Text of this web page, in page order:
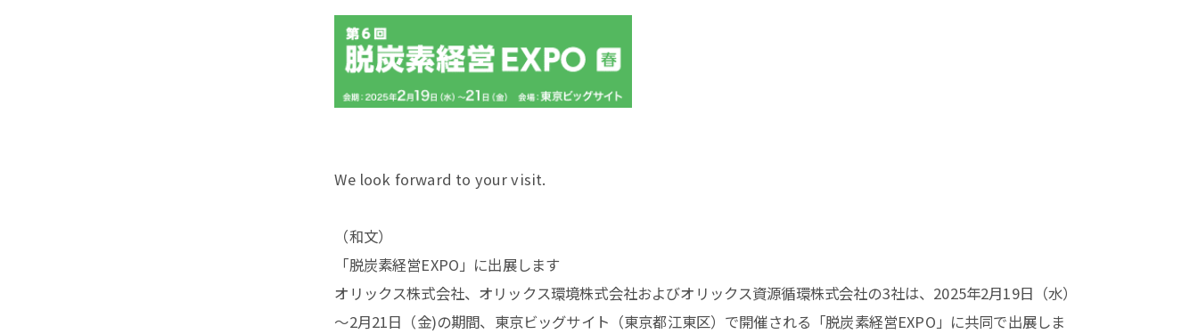
We look forward to your visit.
（和文）
「脱炭素経営EXPO」に出展します
オリックス株式会社、オリックス環境株式会社およびオリックス資源循環株式会社の3社は、2025年2月19日（水）
～2月21日（金)の期間、東京ビッグサイト（東京都江東区）で開催される「脱炭素経営EXPO」に共同で出展しま